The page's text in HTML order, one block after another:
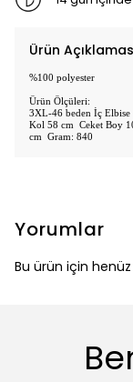
Ürün
%100 polyester
Ürün Ölçüleri:
3XL-46 beden İç
Kol 58 cm Ceket Boy
cm Gram: 840
Yorumlar
Bu ürün için